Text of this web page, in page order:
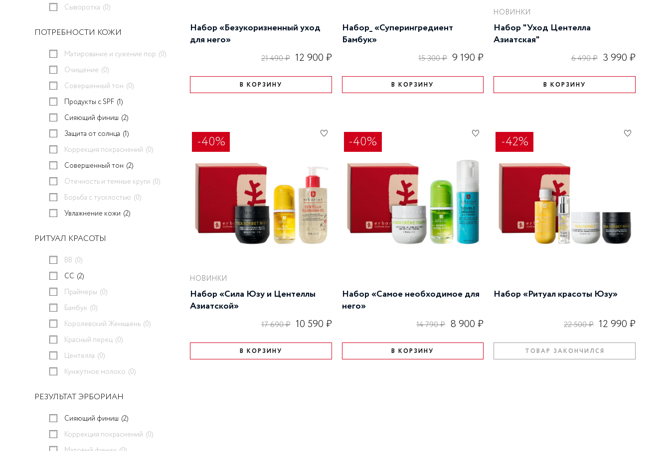
Сыворотка (0)
ПОТРЕБНОСТИ КОЖИ
Матирование и сужение пор (0)
Очищение (0)
Совершенный тон (0)
Продукты с SPF (1)
Сияющий финиш (2)
Защита от солнца (1)
Коррекция покраснений (0)
Совершенный тон (2)
Отечность и темные круги (0)
Борьба с тусклостью (0)
Увлажнение кожи (2)
РИТУАЛ КРАСОТЫ
BB (0)
CC (2)
Праймеры (0)
Бамбук (0)
Королевский Женьшень (0)
Красный перец (0)
Центелла (0)
Кунжутное молоко (0)
РЕЗУЛЬТАТ ЭРБОРИАН
Сияющий финиш (2)
Коррекция покраснений (0)
Набор «Безукоризненный уход
для него»
21 490 ₽ 12 900 ₽
В КОРЗИНУ
Набор_ «Суперингредиент
Бамбук»
15 300 ₽ 9 190 ₽
В КОРЗИНУ
НОВИНКИ
Набор "Уход Центелла
Азиатская"
6 490 ₽ 3 990 ₽
В КОРЗИНУ
-40%
НОВИНКИ
Набор «Сила Юзу и Центеллы
Азиатской»
17 690 ₽ 10 590 ₽
В КОРЗИНУ
-40%
Набор «Самое необходимое для
него»
14 790 ₽ 8 900 ₽
В КОРЗИНУ
-42%
Набор «Ритуал красоты Юзу»
22 500 ₽ 12 990 ₽
ТОВАР ЗАКОНЧИЛСЯ